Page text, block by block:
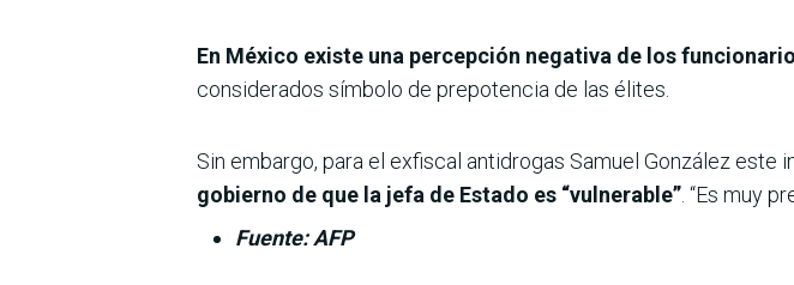
En México existe una percepción negativa de los
considerados símbolo de prepotencia de las élites.
Sin embargo, para el exfiscal antidrogas Samuel González
gobierno de que la jefa de Estado es “vulnerable” . “Es muy
Fuente: AFP